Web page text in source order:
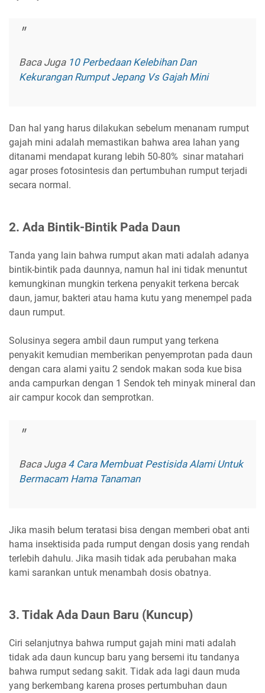
Baca Juga 10 Perbedaan Kelebihan Dan
Kekurangan Rumput Jepang Vs Gajah Mini
Dan hal yang harus dilakukan sebelum menanam rumput
gajah mini adalah memastikan bahwa area lahan yang
ditanami mendapat kurang lebih 50-80% sinar matahari
agar proses fotosintesis dan pertumbuhan rumput terjadi
secara normal.
2. Ada Bintik-Bintik Pada Daun
Tanda yang lain bahwa rumput akan mati adalah adanya
bintik-bintik pada daunnya, namun hal ini tidak menuntut
kemungkinan mungkin terkena penyakit terkena bercak
daun, jamur, bakteri atau hama kutu yang menempel pada
daun rumput.
Solusinya segera ambil daun rumput yang terkena
penyakit kemudian memberikan penyemprotan pada daun
dengan cara alami yaitu 2 sendok makan soda kue bisa
anda campurkan dengan 1 Sendok teh minyak mineral dan
air campur kocok dan semprotkan.
Baca Juga 4 Cara Membuat Pestisida Alami Untuk
Bermacam Hama Tanaman
Jika masih belum teratasi bisa dengan memberi obat anti
hama insektisida pada rumput dengan dosis yang rendah
terlebih dahulu. Jika masih tidak ada perubahan maka
kami sarankan untuk menambah dosis obatnya.
3. Tidak Ada Daun Baru (Kuncup)
Ciri selanjutnya bahwa rumput gajah mini mati adalah
tidak ada daun kuncup baru yang bersemi itu tandanya
bahwa rumput sedang sakit. Tidak ada lagi daun muda
yang berkembang karena proses pertumbuhan daun